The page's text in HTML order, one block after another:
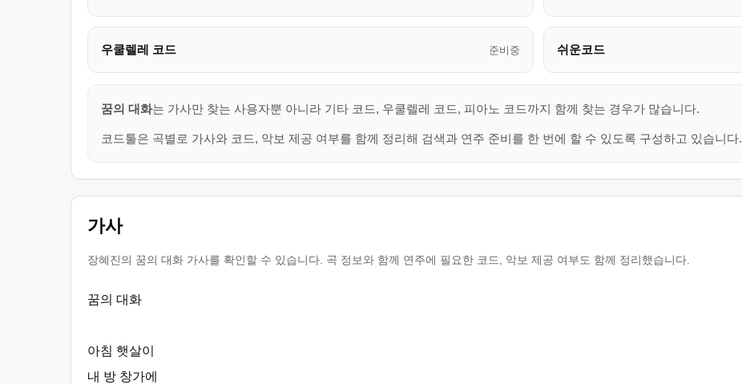
우쿨렐레 코드 준비중 쉬운코드
꿈의 대화는 가사만 찾는 사용자뿐 아니라 기타 코드, 우쿨렐레 코드, 피아노 코드까지 함께 찾는 경우가 많습니다.
코드툴은 곡별로 가사와 코드, 악보 제공 여부를 함께 정리해 검색과 연주 준비를 한 번에 할 수 있도록 구성하고 있습니다.
가사
장혜진의 꿈의 대화 가사를 확인할 수 있습니다. 곡 정보와 함께 연주에 필요한 코드, 악보 제공 여부도 함께 정리했습니다.
꿈의 대화
아침 햇살이
내 방 창가에